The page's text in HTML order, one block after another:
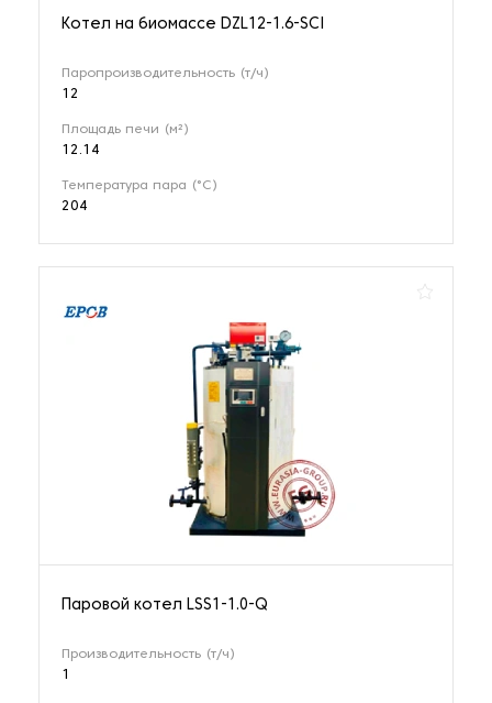
Котел на биомассе DZL12-1.6-SCI
Паропроизводительность (т/ч)
12
Площадь печи (м²)
12.14
Температура пара (°С)
204
Паровой котел LSS1-1.0-Q
Производительность (т/ч)